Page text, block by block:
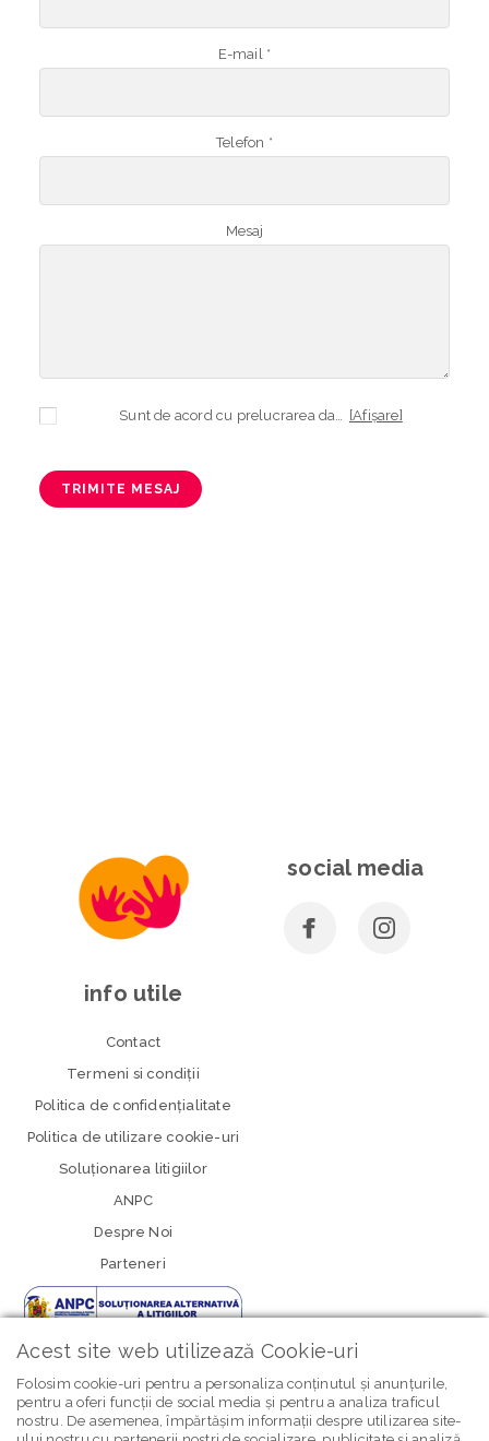
E-mail *
Telefon *
Mesaj
Sunt de acord cu prelucrarea datelor mele cu caracter personal în vederea plasării comenzii și creării opționale a contului, dacă s-a selectat opțiunea. Temeiul prelucrării îl reprezintă obligația contractuală, în scopul livrării produselor comandate, durata prelucrării fiind perioada termenului de prescripție de 3 ani de la plasarea comenzii. În măsura în care nu sunteți de acord cu prelucrarea datelor dvs, vă informăm că nu vom putea livra produsele comandate. Drepturile dvs. în calitate de persoană vizată sunt garantate prin [Afișare]
TRIMITE MESAJ
social media
info utile
Contact
Termeni si condiţii
Politica de confidenţialitate
Politica de utilizare cookie-uri
Soluționarea litigiilor
ANPC
Despre Noi
Parteneri
Acest site web utilizează Cookie-uri
Folosim cookie-uri pentru a personaliza conținutul și anunțurile,
pentru a oferi funcții de social media și pentru a analiza traficul
nostru. De asemenea, împărtășim informații despre utilizarea site-